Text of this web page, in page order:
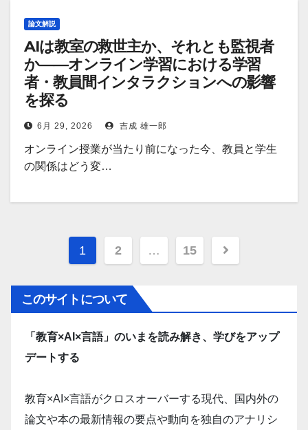
論文解説
AIは教室の救世主か、それとも監視者
か――オンライン学習における学習
者・教員間インタラクションへの影響
を探る
6月 29, 2026 吉成 雄一郎
オンライン授業が当たり前になった今、教員と学生
の関係はどう変…
投
稿
の
ペ
ー
ジ
送
り
1 2 … 15
このサイトについて
「教育×AI×言語」のいまを読み解き、学びをアップ
デートする
教育×AI×言語がクロスオーバーする現代、国内外の
論文や本の最新情報の要点や動向を独自のアナリシ